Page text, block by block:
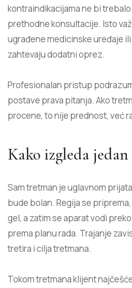
kontraindikacijama ne bi
prethodne konsultacije. Isto
ugrađene medicinske uređaje
zahtevaju dodatni oprez.
Profesionalan pristup
postave prava pitanja. Ako
procene, to nije prednost, već
Kako izgleda
Sam tretman je uglavnom
bude bolan. Regija se
gel, a zatim se aparat vodi
prema planu rada. Trajanje
tretira i cilja tretmana.
Tokom tretmana klijent